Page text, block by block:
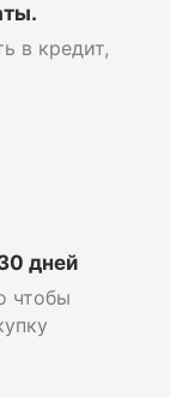
в кредит,
дней
чтобы